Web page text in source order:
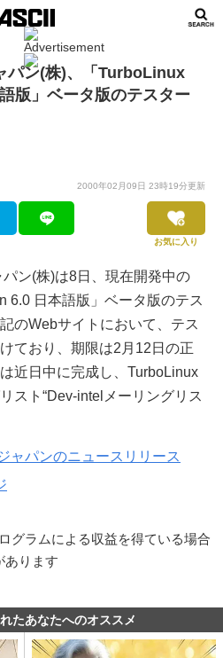
パン(株)、「TurboLinux
版」ベータ版のテスター
2000年02月09日 23時19分更新
お気に入り
ン(株)は8日、現在開発中の
6.0 日本語版」ベータ版のテス
のWebサイトにおいて、テス
ており、期限は2月12日の正
近日中に完成し、TurboLinux
スト“Dev-intelメーリングリス
ャパンのニュースリリース
グラムによる収益を得ている場合
あります
たあなたへのオススメ